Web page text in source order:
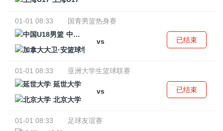
01-01 08:33
国青男篮热身赛
中国U18男篮
vs
已结束
01-01 08:33
亚洲大学生篮球联赛
延世大学
vs
北京大学
已结束
01-01 08:33
足球友谊赛